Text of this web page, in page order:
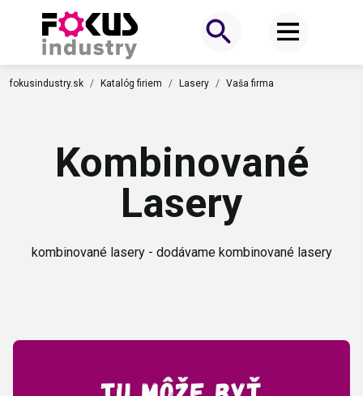
fokusindustry.sk Katalóg firiem Lasery Vaša firma
Kombinované
Lasery
kombinované lasery - dodávame kombinované lasery